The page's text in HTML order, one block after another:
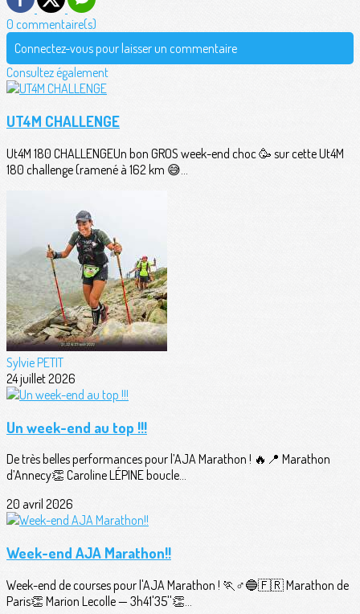
0 commentaire(s)
Connectez-vous pour laisser un commentaire
Consultez également
UT4M CHALLENGE
Ut4M 180 CHALLENGEUn bon GROS week-end choc 🥳 sur cette Ut4M
180 challenge (ramené à 162 km 😅...
Sylvie PETIT
24 juillet 2026
Un week-end au top !!!
De très belles performances pour l’AJA Marathon ! 🔥📍 Marathon
d’Annecy👏 Caroline LÉPINE boucle...
20 avril 2026
Week-end AJA Marathon!!
Week-end de courses pour l'AJA Marathon ! 🏃♂️🔵🇫🇷 Marathon de
Paris👏 Marion Lecolle — 3h41'35''👏...